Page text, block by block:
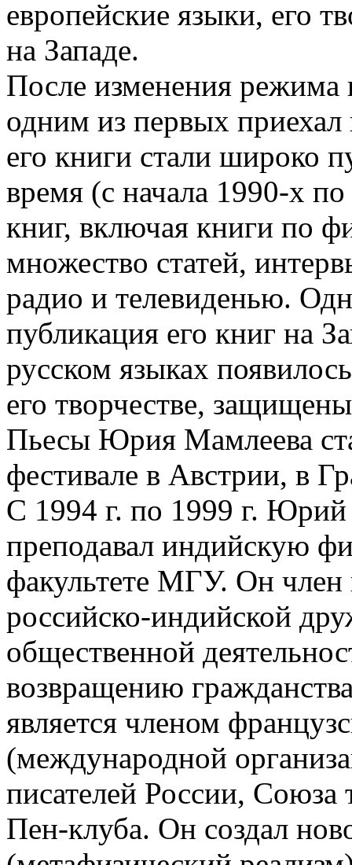
европейские языки, его
на Западе.
После изменения
одним из первых
его книги стали широко
время (с начала 1990-х
книг, включая книги по
множество статей,
радио и телевиденью.
публикация его книг на
русском языках
его творчестве,
Пьесы Юрия Мамлеева
фестивале в Австрии, в
С 1994 г. по 1999 г.
преподавал индийскую
факультете МГУ. Он
российско-индийской
общественной
возвращению
является членом
(международной
писателей России, Союза
Пен-клуба. Он создал